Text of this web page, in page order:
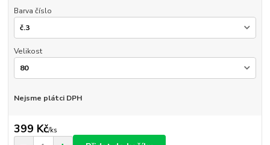
Barva číslo
Velikost
Nejsme plátci DPH
399 Kč/ks